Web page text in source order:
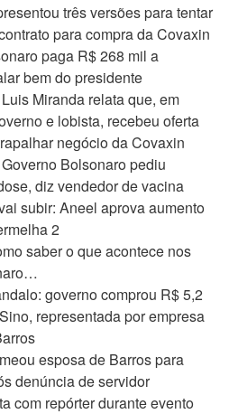
três versões para tentar
para compra da Covaxin
paga R$ 268 mil a
bem do presidente
Miranda relata que, em
e lobista, recebeu oferta
negócio da Covaxin
Bolsonaro pediu
diz vendedor de vacina
subir: Aneel aprova aumento
2
saber o que acontece nos
governo comprou R$ 5,2
representada por empresa
esposa de Barros para
denúncia de servidor
com repórter durante evento